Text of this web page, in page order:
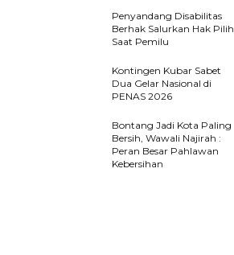
Penyandang Disabilitas
Berhak Salurkan Hak Pilih
Saat Pemilu
Kontingen Kubar Sabet
Dua Gelar Nasional di
PENAS 2026
Bontang Jadi Kota Paling
Bersih, Wawali Najirah :
Peran Besar Pahlawan
Kebersihan